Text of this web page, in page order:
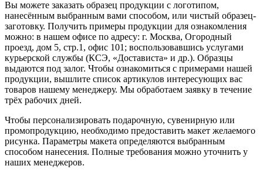
Вы можете заказать образец продукции с логотипом,
нанесённым выбранным вами способом, или чистый образец-
заготовку. Получить примеры продукции для ознакомления
можно: в нашем офисе по адресу: г. Москва, Огородный
проезд, дом 5, стр.1, офис 101; воспользовавшись услугами
курьерской службы (КСЭ, «Достависта» и др.). Образцы
выдаются под залог. Чтобы ознакомиться с примерами нашей
продукции, вышлите список артикулов интересующих вас
товаров нашему менеджеру. Мы обработаем заявку в течение
трёх рабочих дней.
Чтобы персонализировать подарочную, сувенирную или
промопродукцию, необходимо предоставить макет желаемого
рисунка. Параметры макета определяются выбранным
способом нанесения. Полные требования можно уточнить у
наших менеджеров.